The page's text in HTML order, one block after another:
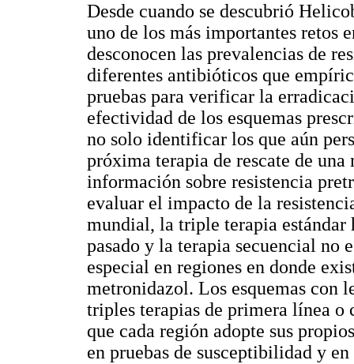
Desde cuando se descubrió
uno de los más importantes retos
desconocen las prevalencias de
diferentes antibióticos que
pruebas para verificar la
efectividad de los esquemas
no solo identificar los que aún
próxima terapia de rescate de
información sobre resistencia
evaluar el impacto de la
mundial, la triple terapia
pasado y la terapia secuencial no
especial en regiones en donde
metronidazol. Los esquemas con
triples terapias de primera línea o
que cada región adopte sus
en pruebas de susceptibilidad y